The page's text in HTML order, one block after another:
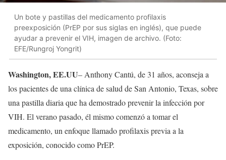
Un bote y pastillas del medicamento profilaxis
preexposición (PrEP por sus siglas en inglés), que puede
ayudar a prevenir el VIH, imagen de archivo. (Foto:
EFE/Rungroj Yongrit)
Washington, EE.UU– Anthony Cantú, de 31 años, aconseja a
los pacientes de una clínica de salud de San Antonio, Texas, sobre
una pastilla diaria que ha demostrado prevenir la infección por
VIH. El verano pasado, él mismo comenzó a tomar el
medicamento, un enfoque llamado profilaxis previa a la
exposición, conocido como PrEP.